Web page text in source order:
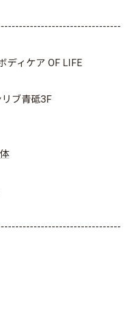
ディケア OF LIFE
ブ青砥3F